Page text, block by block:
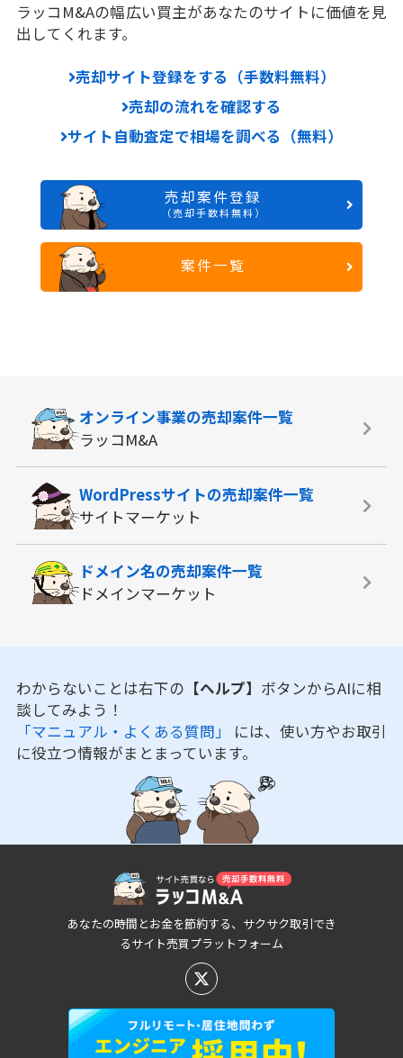
ラッコM&Aの幅広い買主があなたのサイトに価値を見
出してくれます。
売却サイト登録をする（手数料無料）
売却の流れを確認する
サイト自動査定で相場を調べる（無料）
売却案件登録
（売却手数料無料）
案件一覧
オンライン事業の売却案件一覧
ラッコM&A
WordPressサイトの売却案件一覧
サイトマーケット
ドメイン名の売却案件一覧
ドメインマーケット
わからないことは右下の 【ヘルプ】 ボタンからAIに相
談してみよう！
「マニュアル・よくある質問」 には、使い方やお取引
に役立つ情報がまとまっています。
あなたの時間とお金を節約する、サクサク取引でき
るサイト売買プラットフォーム